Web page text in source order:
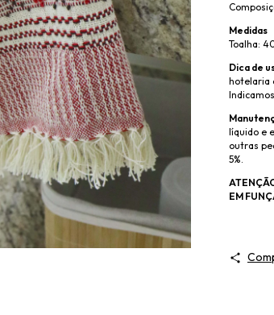
Medidas
Toalha:
Dica de
hotelaria
líquido e
outras
5%.
EM